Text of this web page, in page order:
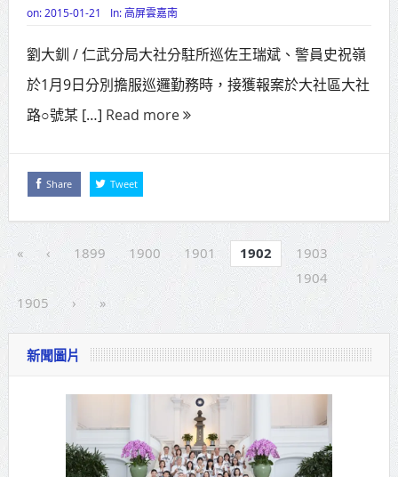
on: 2015-01-21 In:高屏雲嘉南
劉大釧 / 仁武分局大社分駐所巡佐王瑞斌、警員史祝嶺
於1月9日分別擔服巡邏勤務時，接獲報案於大社區大社
路○號某 […] Read more
Share Tweet
« ‹ 1899 1900 1901 1902
1903
1904
1905
› »
新聞圖片